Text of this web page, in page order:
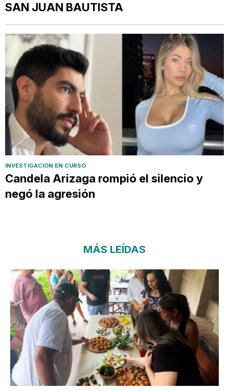
SAN JUAN BAUTISTA
INVESTIGACIÓN EN CURSO
Candela Arizaga rompió el silencio y
negó la agresión
MÁS LEÍDAS